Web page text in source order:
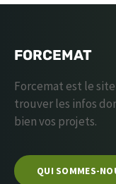
FORCEMAT
Forcemat est le
trouver les infos
bien vos projets.
QUI SOMMES-